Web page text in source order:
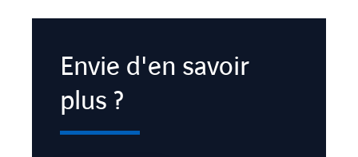
Envie d'en savoir
plus ?